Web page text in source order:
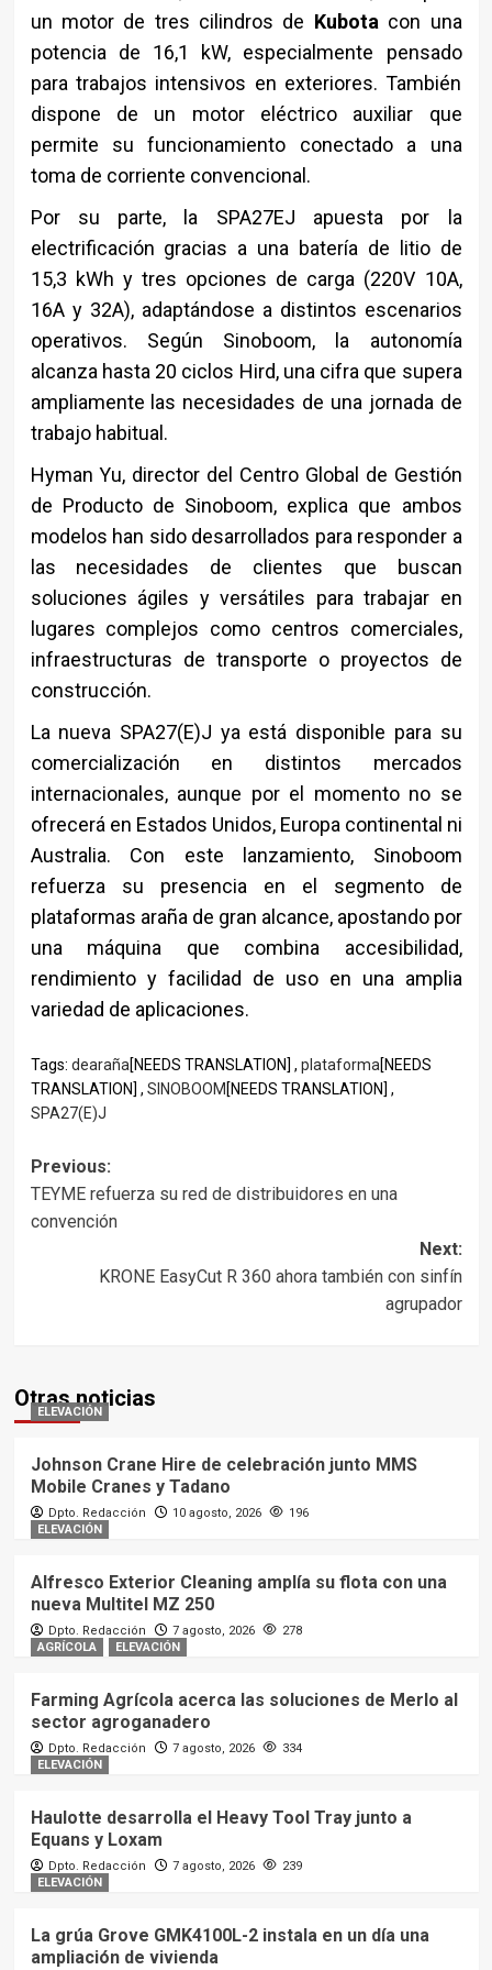
un motor de tres cilindros de Kubotacon una
potencia de 16,1 kW, especialmente pensado
para trabajos intensivos en exteriores. También
dispone de un motor eléctrico auxiliar que
permite su funcionamiento conectado a una
toma de corriente convencional.
Por su parte, la SPA27EJ apuesta por la
electrificación gracias a una batería de litio de
15,3 kWh y tres opciones de carga (220V 10A,
16A y 32A), adaptándose a distintos escenarios
operativos. Según Sinoboom, la autonomía
alcanza hasta 20 ciclos Hird, una cifra que supera
ampliamente las necesidades de una jornada de
trabajo habitual.
Hyman Yu, director del Centro Global de Gestión
de Producto de Sinoboom, explica que ambos
modelos han sido desarrollados para responder a
las necesidades de clientes que buscan
soluciones ágiles y versátiles para trabajar en
lugares complejos como centros comerciales,
infraestructuras de transporte o proyectos de
construcción.
La nueva SPA27(E)J ya está disponible para su
comercialización en distintos mercados
internacionales, aunque por el momento no se
ofrecerá en Estados Unidos, Europa continental ni
Australia. Con este lanzamiento, Sinoboom
refuerza su presencia en el segmento de
plataformas araña de gran alcance, apostando por
una máquina que combina accesibilidad,
rendimiento y facilidad de uso en una amplia
variedad de aplicaciones.
Tags: dearaña[NEEDS TRANSLATION] , plataforma[NEEDS
TRANSLATION] , SINOBOOM [NEEDS TRANSLATION] ,
SPA27(E)J
Post
navigation
Previous:
TEYME refuerza su red de distribuidores en una
convención
Next:
KRONE EasyCut R 360 ahora también con sinfín
agrupador
Otras noticias
ELEVACIÓN
Johnson Crane Hire de celebración junto MMS
Mobile Cranes y Tadano
Dpto. Redacción 10 agosto, 2026
196
ELEVACIÓN
Alfresco Exterior Cleaning amplía su flota con una
nueva Multitel MZ 250
Dpto. Redacción 7 agosto, 2026
278
AGRÍCOLA
ELEVACIÓN
Farming Agrícola acerca las soluciones de Merlo al
sector agroganadero
Dpto. Redacción 7 agosto, 2026
334
ELEVACIÓN
Haulotte desarrolla el Heavy Tool Tray junto a
Equans y Loxam
Dpto. Redacción 7 agosto, 2026
239
ELEVACIÓN
La grúa Grove GMK4100L-2 instala en un día una
ampliación de vivienda